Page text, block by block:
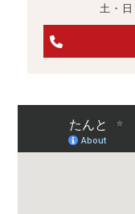
土・日・祝